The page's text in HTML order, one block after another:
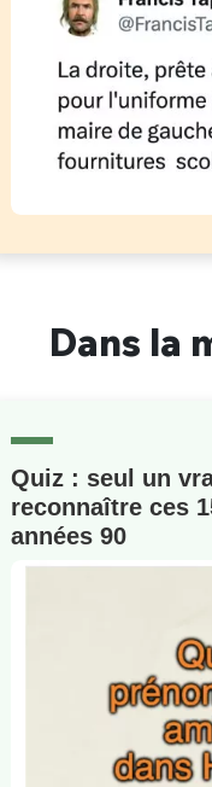
Dans la
Quiz : seul un
reconnaître ces
années 90